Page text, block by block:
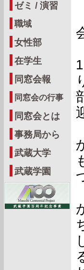
ゼミ / 演習
職域
女性部
在学生
同窓会報
同窓会の行事
同窓会とは
事務局から
武蔵大学
武蔵学園